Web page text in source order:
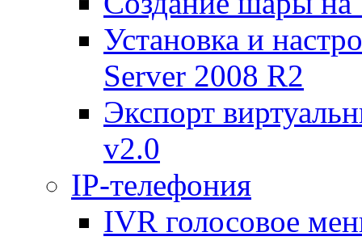
Установка и
Server 2008 R2
Экспорт
v2.0
IP-телефония
IVR голосовое